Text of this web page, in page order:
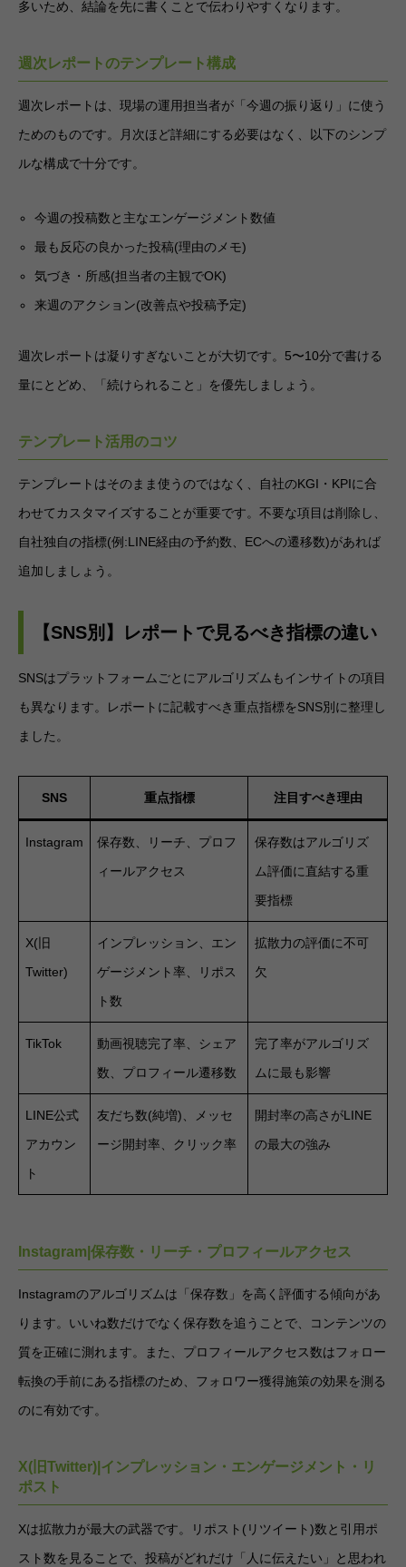
多いため、結論を先に書くことで伝わりやすくなります。
週次レポートのテンプレート構成
週次レポートは、現場の運用担当者が「今週の振り返り」に使う
ためのものです。月次ほど詳細にする必要はなく、以下のシンプ
ルな構成で十分です。
今週の投稿数と主なエンゲージメント数値
最も反応の良かった投稿(理由のメモ)
気づき・所感(担当者の主観でOK)
来週のアクション(改善点や投稿予定)
週次レポートは凝りすぎないことが大切です。5〜10分で書ける
量にとどめ、「続けられること」を優先しましょう。
テンプレート活用のコツ
テンプレートはそのまま使うのではなく、自社のKGI・KPIに合
わせてカスタマイズすることが重要です。不要な項目は削除し、
自社独自の指標(例:LINE経由の予約数、ECへの遷移数)があれば
追加しましょう。
【SNS別】レポートで見るべき指標の違い
SNSはプラットフォームごとにアルゴリズムもインサイトの項目
も異なります。レポートに記載すべき重点指標をSNS別に整理し
ました。
SNS 重点指標 注目すべき理由
Instagram
保存数、リーチ、プロフ
ィールアクセス
保存数はアルゴリズ
ム評価に直結する重
要指標
X(旧
Twitter)
インプレッション、エン
ゲージメント率、リポス
ト数
拡散力の評価に不可
欠
TikTok
動画視聴完了率、シェア
数、プロフィール遷移数
完了率がアルゴリズ
ムに最も影響
LINE公式
アカウン
ト
友だち数(純増)、メッセ
ージ開封率、クリック率
開封率の高さがLINE
の最大の強み
Instagram|保存数・リーチ・プロフィールアクセス
Instagramのアルゴリズムは「保存数」を高く評価する傾向があ
ります。いいね数だけでなく保存数を追うことで、コンテンツの
質を正確に測れます。また、プロフィールアクセス数はフォロー
転換の手前にある指標のため、フォロワー獲得施策の効果を測る
のに有効です。
X(旧Twitter)|インプレッション・エンゲージメント・リ
ポスト
Xは拡散力が最大の武器です。リポスト(リツイート)数と引用ポ
スト数を見ることで、投稿がどれだけ「人に伝えたい」と思われ